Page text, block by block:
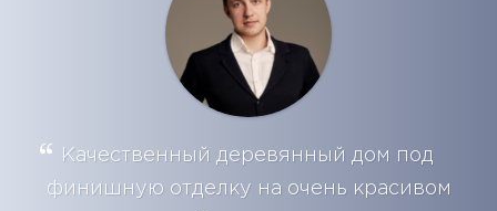
Качественный деревянный дом под
финишную отделку на очень красивом